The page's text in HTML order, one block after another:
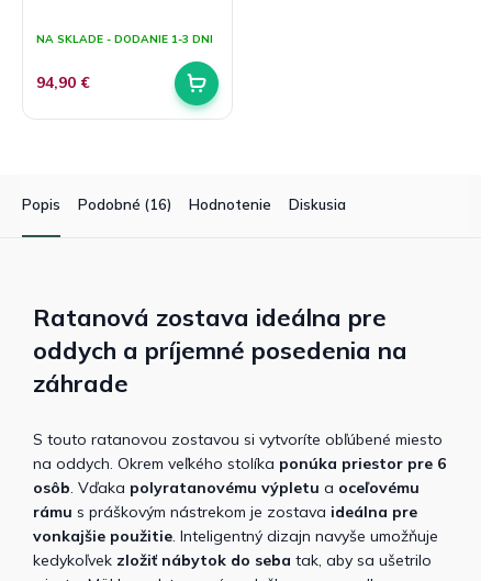
hodnotenie
5,0
5
NA SKLADE - DODANIE 1-3 DNI
94,90 €
Popis Podobné (16) Hodnotenie Diskusia
Ratanová zostava ideálna pre
oddych a príjemné posedenia na
záhrade
S touto ratanovou zostavou si vytvoríte obľúbené miesto
na oddych. Okrem veľkého stolíka ponúka priestor pre 6
osôb. Vďaka polyratanovému výpletu a oceľovému
rámu s práškovým nástrekom je zostava ideálna pre
vonkajšie použitie. Inteligentný dizajn navyše umožňuje
kedykoľvek zložiť nábytok do seba tak, aby sa ušetrilo